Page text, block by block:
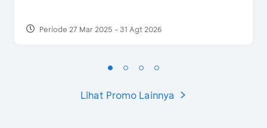
Periode 27 Mar 2025 - 31 Agt 2026
Lihat Promo Lainnya